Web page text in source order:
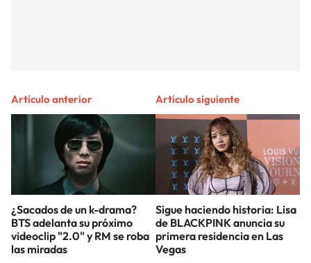
Artículo anterior
¿Sacados de un k-drama?
BTS adelanta su próximo
videoclip "2.0" y RM se roba
las miradas
Artículo siguiente
Sigue haciendo historia: Lisa
de BLACKPINK anuncia su
primera residencia en Las
Vegas